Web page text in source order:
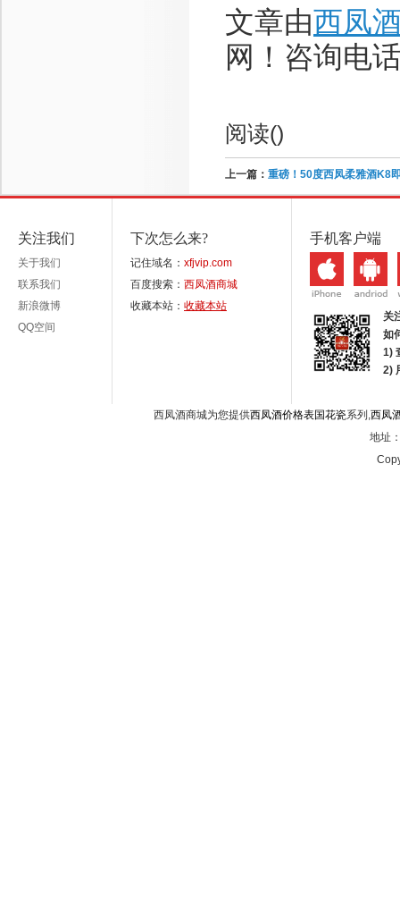
文章由西凤
网！咨询电
阅读()
上一篇： 重磅！50度西凤柔雅酒K8
关注我们
关于我们
联系我们
新浪微博
QQ空间
下次怎么来?
记住域名： xfjvip.com
百度搜索： 西凤酒商城
收藏本站： 收藏本站
手机客户端
关
如
1)
2)
西凤酒商城为您提供西凤酒价格表国花瓷系列,西凤
地址